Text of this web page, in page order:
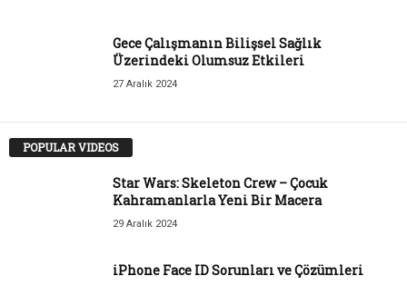
Gece Çalışmanın Bilişsel Sağlık
Üzerindeki Olumsuz Etkileri
27 Aralık 2024
POPULAR VIDEOS
Star Wars: Skeleton Crew – Çocuk
Kahramanlarla Yeni Bir Macera
29 Aralık 2024
iPhone Face ID Sorunları ve Çözümleri